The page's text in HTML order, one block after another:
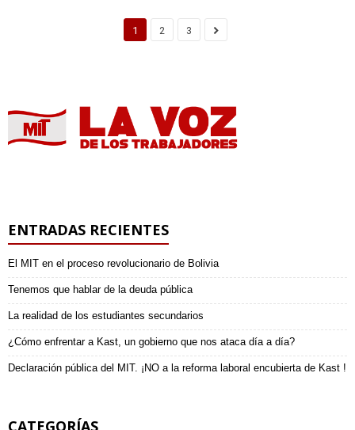
1 2 3
ENTRADAS RECIENTES
El MIT en el proceso revolucionario de Bolivia
Tenemos que hablar de la deuda pública
La realidad de los estudiantes secundarios
¿Cómo enfrentar a Kast, un gobierno que nos ataca día a día?
Declaración pública del MIT. ¡NO a la reforma laboral encubierta de Kast !
CATEGORÍAS